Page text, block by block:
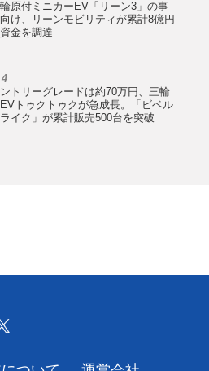
原付ミニカーEV「リーン3」の事
け、リーンモビリティが累計8億円
金を調達
トリーグレードは約70万円、三輪
トゥクトゥクが急成長。「ビベル
ライク」が累計販売500台を突破